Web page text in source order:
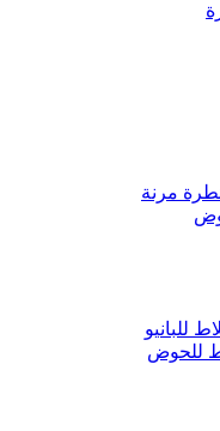
مرنة
للبانيو
للحوض